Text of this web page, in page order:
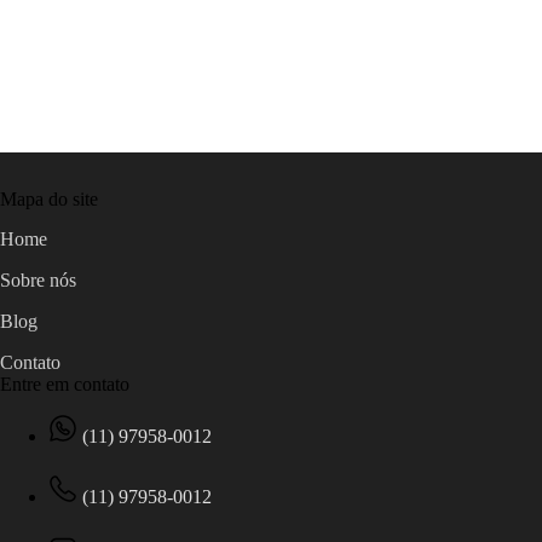
Mapa do site
Home
Sobre nós
Blog
Contato
Entre em contato
(11) 97958-0012
(11) 97958-0012